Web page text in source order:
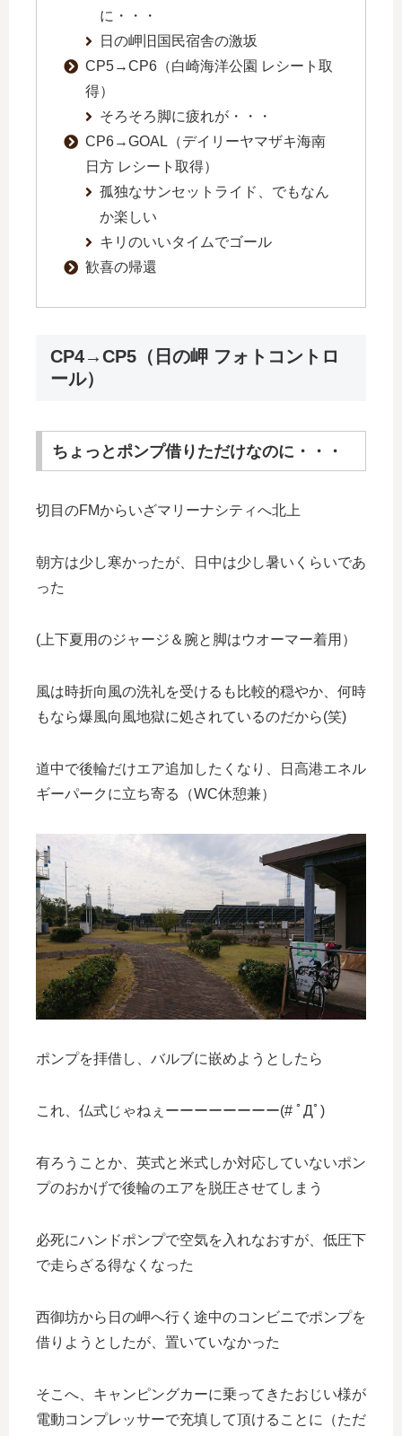
に・・・
日の岬旧国民宿舎の激坂
CP5→CP6（白崎海洋公園 レシート取
得）
そろそろ脚に疲れが・・・
CP6→GOAL（デイリーヤマザキ海南
日方 レシート取得）
孤独なサンセットライド、でもなん
か楽しい
キリのいいタイムでゴール
歓喜の帰還
CP4→CP5（日の岬 フォトコントロ
ール）
ちょっとポンプ借りただけなのに・・・
切目のFMからいざマリーナシティへ北上
朝方は少し寒かったが、日中は少し暑いくらいであ
った
(上下夏用のジャージ＆腕と脚はウオーマー着用）
風は時折向風の洗礼を受けるも比較的穏やか、何時
もなら爆風向風地獄に処されているのだから(笑)
道中で後輪だけエア追加したくなり、日高港エネル
ギーパークに立ち寄る（WC休憩兼）
ポンプを拝借し、バルブに嵌めようとしたら
これ、仏式じゃねぇーーーーーーーー(# ﾟДﾟ)
有ろうことか、英式と米式しか対応していないポン
プのおかげで後輪のエアを脱圧させてしまう
必死にハンドポンプで空気を入れなおすが、低圧下
で走らざる得なくなった
西御坊から日の岬へ行く途中のコンビニでポンプを
借りようとしたが、置いていなかった
そこへ、キャンピングカーに乗ってきたおじい様が
電動コンプレッサーで充填して頂けることに（ただ